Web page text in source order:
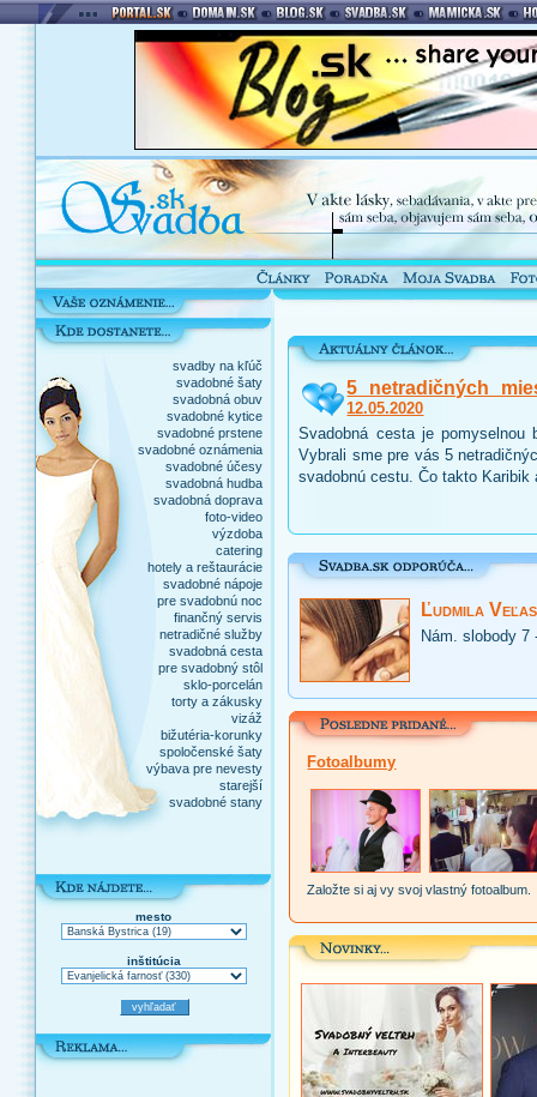
svadby na kľúč
svadobné šaty
svadobná obuv
svadobné kytice
svadobné prstene
svadobné oznámenia
svadobné účesy
svadobná hudba
svadobná doprava
foto-video
výzdoba
catering
hotely a reštaurácie
svadobné nápoje
pre svadobnú noc
finančný servis
netradičné služby
svadobná cesta
pre svadobný stôl
sklo-porcelán
torty a zákusky
vizáž
bižutéria-korunky
spoločenské šaty
výbava pre nevesty
starejší
svadobné stany
mesto
inštitúcia
5 netradičných
12.05.2020
Svadobná cesta je pomyselnou
Vybrali sme pre vás 5
svadobnú cestu. Čo takto Karibik
Ľudmila
Nám. slobody 7
Fotoalbumy
Založte si aj vy svoj vlastný fotoalbum.